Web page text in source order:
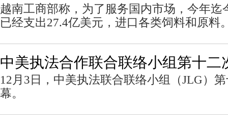
越南工商部称，为了服务国内市场，今年迄
已经支出27.4亿美元，进口各类饲料和原料
中美执法合作联合联络小组第十二
12月3日，中美执法联合联络小组（JLG）
幕。